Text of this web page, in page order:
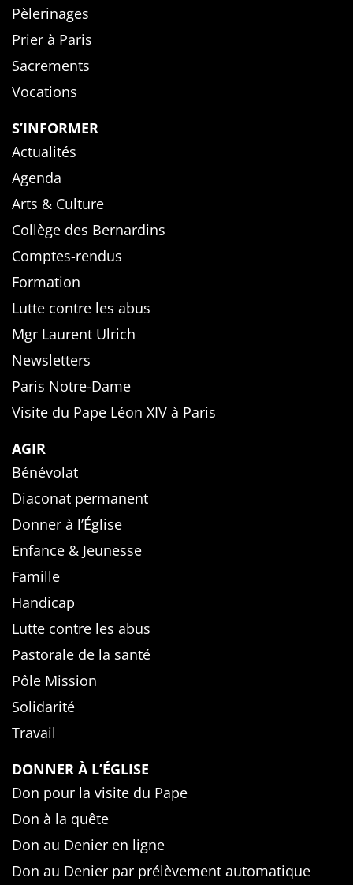
Pèlerinages
Prier à Paris
Sacrements
Vocations
S’INFORMER
Actualités
Agenda
Arts & Culture
Collège des Bernardins
Comptes-rendus
Formation
Lutte contre les abus
Mgr Laurent Ulrich
Newsletters
Paris Notre-Dame
Visite du Pape Léon XIV à Paris
AGIR
Bénévolat
Diaconat permanent
Donner à l’Église
Enfance & Jeunesse
Famille
Handicap
Lutte contre les abus
Pastorale de la santé
Pôle Mission
Solidarité
Travail
DONNER À L’ÉGLISE
Don pour la visite du Pape
Don à la quête
Don au Denier en ligne
Don au Denier par prélèvement automatique